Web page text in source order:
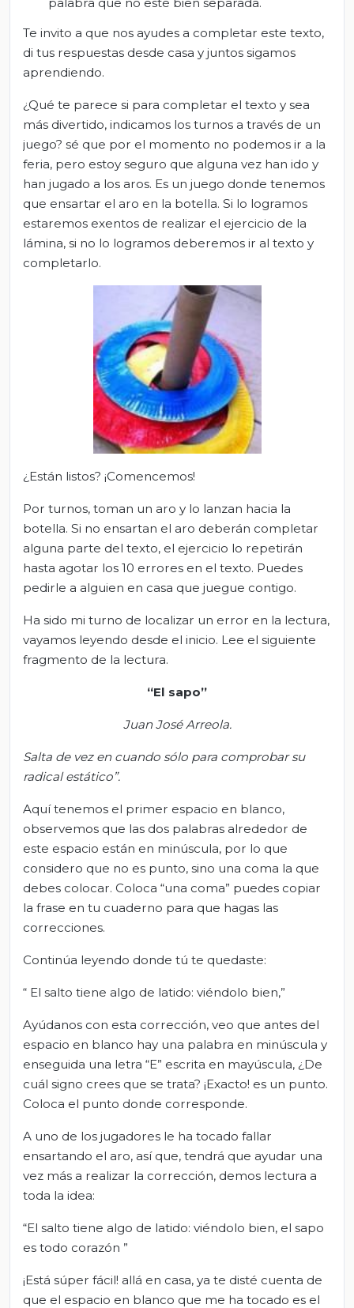
Te invito a que nos ayudes a completar este texto,
di tus respuestas desde casa y juntos sigamos
aprendiendo.
¿Qué te parece si para completar el texto y sea
más divertido, indicamos los turnos a través de un
juego? sé que por el momento no podemos ir a la
feria, pero estoy seguro que alguna vez han ido y
han jugado a los aros. Es un juego donde tenemos
que ensartar el aro en la botella. Si lo logramos
estaremos exentos de realizar el ejercicio de la
lámina, si no lo logramos deberemos ir al texto y
completarlo.
¿Están listos? ¡Comencemos!
Por turnos, toman un aro y lo lanzan hacia la
botella. Si no ensartan el aro deberán completar
alguna parte del texto, el ejercicio lo repetirán
hasta agotar los 10 errores en el texto. Puedes
pedirle a alguien en casa que juegue contigo.
Ha sido mi turno de localizar un error en la lectura,
vayamos leyendo desde el inicio. Lee el siguiente
fragmento de la lectura.
“El sapo”
Juan José Arreola.
Salta de vez en cuando sólo para comprobar su
radical estático”.
Aquí tenemos el primer espacio en blanco,
observemos que las dos palabras alrededor de
este espacio están en minúscula, por lo que
considero que no es punto, sino una coma la que
debes colocar. Coloca “una coma” puedes copiar
la frase en tu cuaderno para que hagas las
correcciones.
Continúa leyendo donde tú te quedaste:
“ El salto tiene algo de latido: viéndolo bien,”
Ayúdanos con esta corrección, veo que antes del
espacio en blanco hay una palabra en minúscula y
enseguida una letra “E” escrita en mayúscula, ¿De
cuál signo crees que se trata? ¡Exacto! es un punto.
Coloca el punto donde corresponde.
A uno de los jugadores le ha tocado fallar
ensartando el aro, así que, tendrá que ayudar una
vez más a realizar la corrección, demos lectura a
toda la idea:
“El salto tiene algo de latido: viéndolo bien, el sapo
es todo corazón ”
¡Está súper fácil! allá en casa, ya te disté cuenta de
que el espacio en blanco que me ha tocado es el